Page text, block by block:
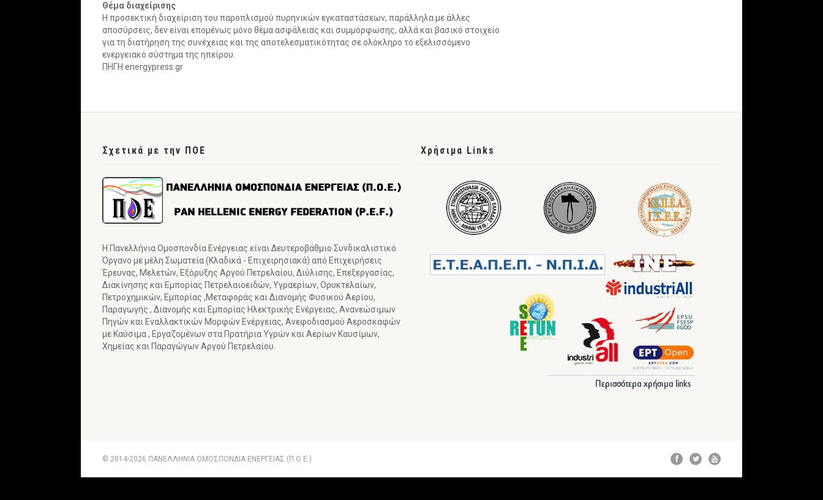
Θέμα διαχείρισης
Η προσεκτική διαχείριση του παροπλισμού πυρηνικών εγκαταστάσεων, παράλληλα με άλλες
αποσύρσεις, δεν είναι επομένως μόνο θέμα ασφάλειας και συμμόρφωσης, αλλά και βασικό στοιχείο
για τη διατήρηση της συνέχειας και της αποτελεσματικότητας σε ολόκληρο το εξελισσόμενο
ενεργειακό σύστημα της ηπείρου.
ΠΗΓΗ energypress.gr
Σχετικά με την ΠΟΕ
Η Πανελλήνια Ομοσπονδία Ενέργειας είναι Δευτεροβάθμιο Συνδικαλιστικό
Όργανο με μέλη Σωματεία (Κλαδικά - Επιχειρησιακά) από Επιχειρήσεις
Έρευνας, Μελετών, Εξόρυξης Αργού Πετρελαίου, Διύλισης, Επεξεργασίας,
Διακίνησης και Εμπορίας Πετρελαιοειδών, Υγραερίων, Ορυκτελαίων,
Πετροχημικών, Εμπορίας ,Μεταφοράς και Διανομής Φυσικού Αερίου,
Παραγωγής , Διανομής και Εμπορίας Ηλεκτρικής Ενέργειας, Ανανεώσιμων
Πηγών και Εναλλακτικών Μορφών Ενέργειας, Ανεφοδιασμού Αεροσκαφών
με Καύσιμα , Εργαζομένων στα Πρατήρια Υγρών και Αερίων Καυσίμων,
Χημείας και Παραγώγων Αργού Πετρελαίου.
Χρήσιμα Links
© 2014-2026 ΠΑΝΕΛΛΗΝΙΑ ΟΜΟΣΠΟΝΔΙΑ ΕΝΕΡΓΕΙΑΣ (Π.Ο.Ε.)